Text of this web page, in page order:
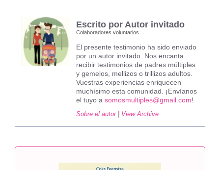
Escrito por Autor invitado
Colaboradores voluntarios
El presente testimonio ha sido enviado
por un autor invitado. Nos encanta
recibir testimonios de padres múltiples
y gemelos, mellizos o trillizos adultos.
Vuestras experiencias enriquecen
muchísimo esta comunidad. ¡Envíanos
el tuyo a somosmultiples@gmail.com!
Sobre el autor| View Archive